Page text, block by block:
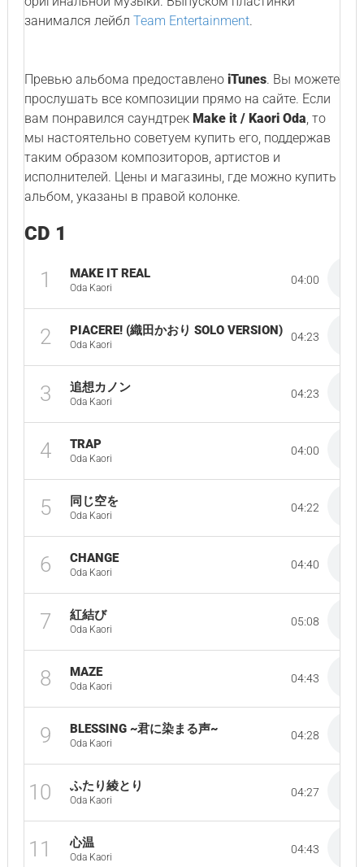
занимался лейбл Team Entertainment.
Превью альбома предоставлено iTunes. Вы можете
прослушать все композиции прямо на сайте. Если
вам понравился саундтрек Make it / Kaori Oda, то
мы настоятельно советуем купить его, поддержав
таким образом композиторов, артистов и
исполнителей. Цены и магазины, где можно купить
альбом, указаны в правой колонке.
CD 1
1 MAKE IT REAL
Oda Kaori
04:00
2 PIACERE! (織田かおり SOLO VERSION)
Oda Kaori
04:23
3 追想カノン
Oda Kaori
04:23
4 TRAP
Oda Kaori
04:00
5 同じ空を
Oda Kaori
04:22
6 CHANGE
Oda Kaori
04:40
7 紅結び
Oda Kaori
05:08
8 MAZE
Oda Kaori
04:43
9 BLESSING ~君に染まる声~
Oda Kaori
04:28
10 ふたり綾とり
Oda Kaori
04:27
11 心温
Oda Kaori
04:43